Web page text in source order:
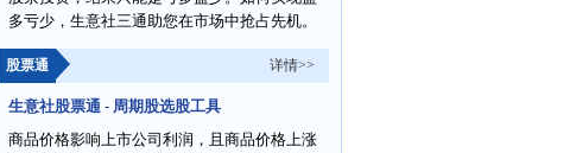
多亏少，生意社三通助您在市场中抢占先机。
股票通 详情>>
生意社股票通 - 周期股选股工具
商品价格影响上市公司利润，且商品价格上涨